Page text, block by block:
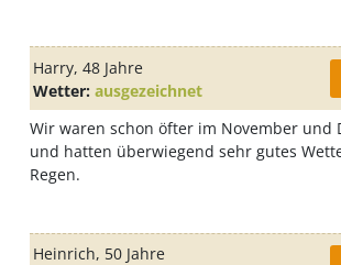
Harry, 48 Jahre
Wetter: ausgezeichnet
Wir waren schon öfter im November und
und hatten überwiegend sehr gutes
Regen.
Heinrich, 50 Jahre